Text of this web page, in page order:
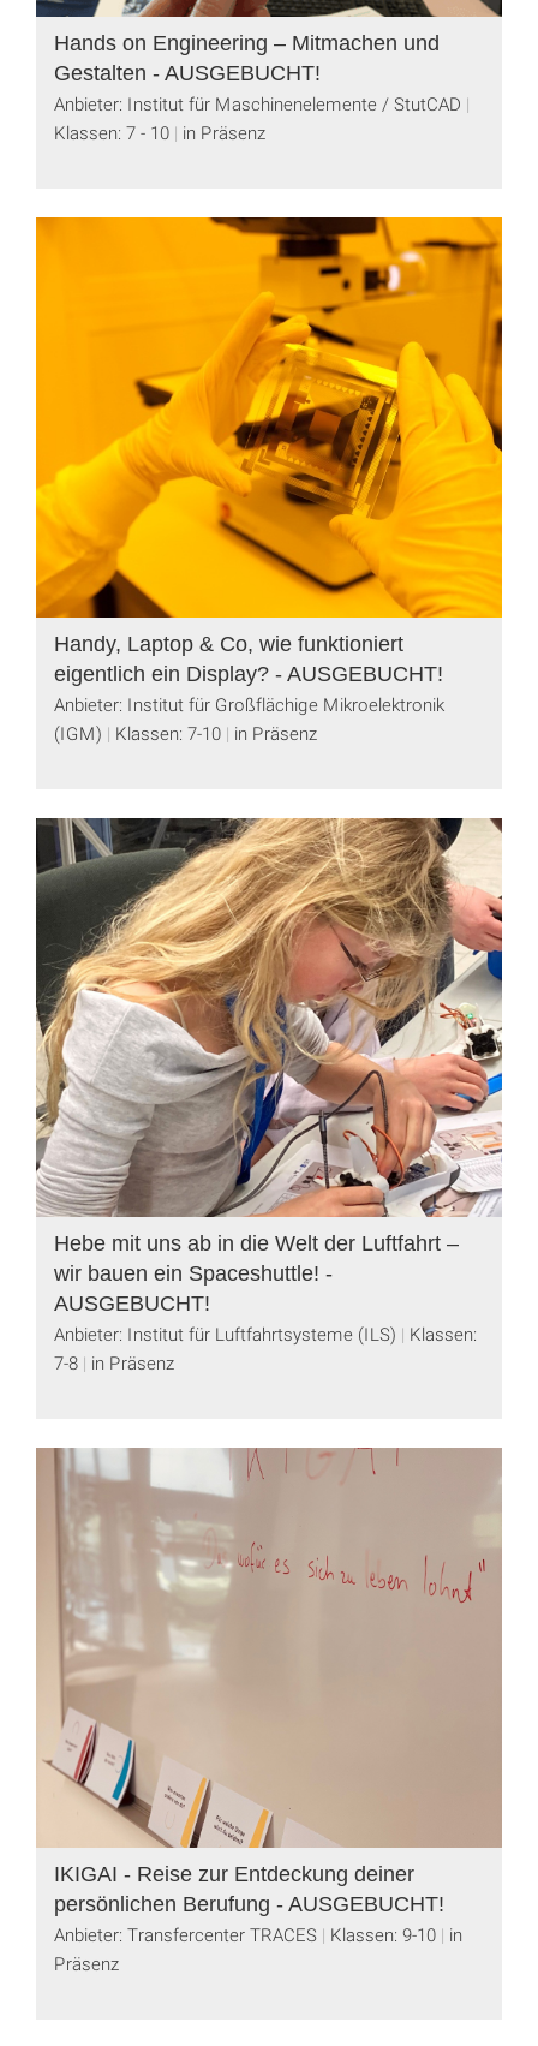
Hands on Engineering – Mitmachen und
Gestalten - AUSGEBUCHT!
Anbieter: Institut für Maschinenelemente / StutCAD
Klassen: 7 - 10 in Präsenz
Handy, Laptop & Co, wie funktioniert
eigentlich ein Display? - AUSGEBUCHT!
Anbieter: Institut für Großflächige Mikroelektronik
(IGM)
Klassen: 7-10 in Präsenz
Hebe mit uns ab in die Welt der Luftfahrt –
wir bauen ein Spaceshuttle! -
AUSGEBUCHT!
Anbieter: Institut für Luftfahrtsysteme (ILS)
Klassen:
7-8 in Präsenz
IKIGAI - Reise zur Entdeckung deiner
persönlichen Berufung - AUSGEBUCHT!
Anbieter: Transfercenter TRACES Klassen: 9-10 in
Präsenz